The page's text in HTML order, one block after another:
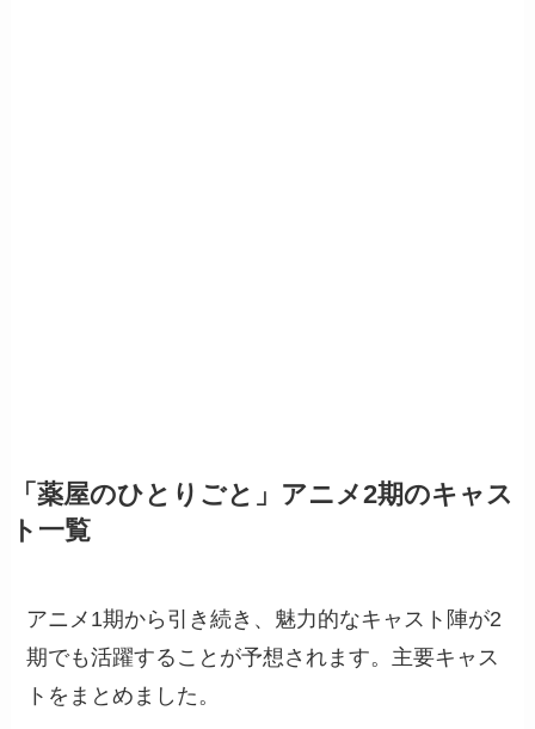
「薬屋のひとりごと」アニメ2期のキャス
ト一覧
アニメ1期から引き続き、魅力的なキャスト陣が2
期でも活躍することが予想されます。主要キャス
トをまとめました。